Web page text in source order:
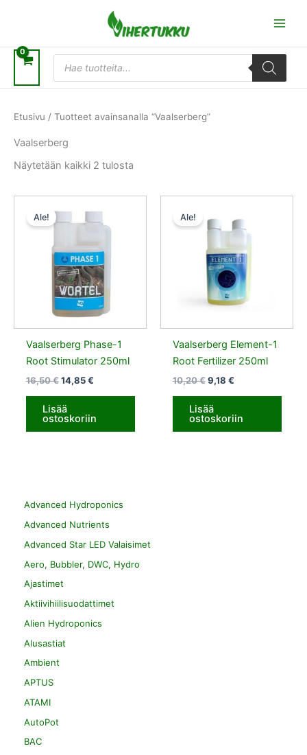
Products
search
Advanced Hydroponics
Advanced Nutrients
Advanced Star LED Valaisimet
Aero, Bubbler, DWC, Hydro
Ajastimet
Aktiivihiilisuodattimet
Alien Hydroponics
Alusastiat
Ambient
APTUS
ATAMI
AutoPot
BAC
Etusivu / Tuotteet avainsanalla “Vaalserberg”
Vaalserberg
Näytetään kaikki 2 tulosta
Ale!
Vaalserberg Phase-1
Root Stimulator 250ml
16,50€
hinta
oli:
14,85€
hinta
on:
Lisää
ostoskoriin
Ale!
Vaalserberg Element-1
Root Fertilizer 250ml
10,20€
oli:
9,18 €
on:
9,18 €.
Lisää
ostoskoriin